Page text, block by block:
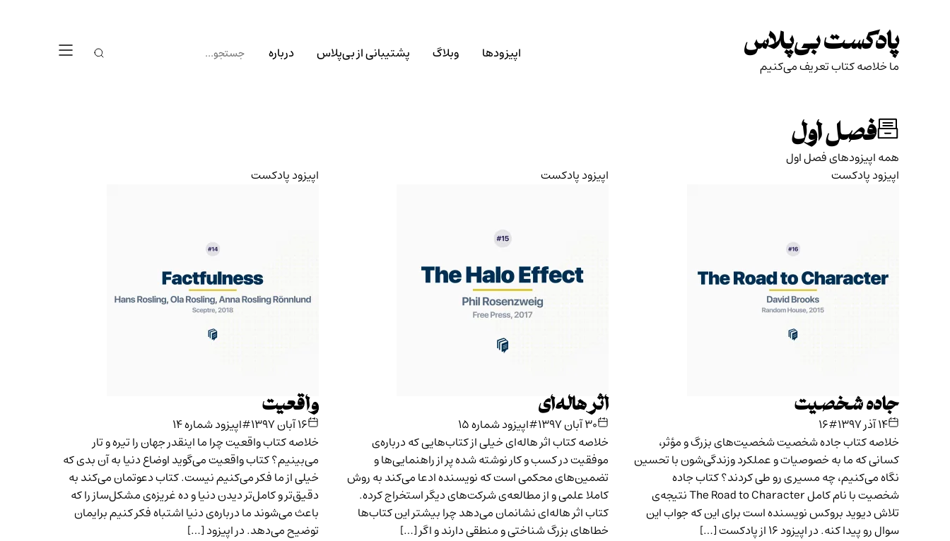
to
content
پادکست بی‌پلاس
ما خلاصه کتاب تعریف می‌کنیم
اپیزودها وبلاگ پشتیبانی از بی‌پلاس درباره
فصل اول
همه اپیزودهای فصل اول
اپیزود پادکست
جاده‌ شخصیت
۱۴ آذر ۱۳۹۷
#۱۶
خلاصه کتاب جاده‌ شخصیت شخصیت‌های بزرگ و مؤثر،
کسانی که ما به خصوصیات و عملکرد و‌زندگی‌شون با تحسین
نگاه می‌کنیم، چه مسیری رو طی کردند؟ کتاب جاده‌
شخصیت با نام کامل The Road to Character نتیجه‌ی
تلاش دیوید بروکس نویسنده است برای این که جواب این
سوال رو پیدا کنه. در اپیزود ۱۶ از پادکست […]
اپیزود پادکست
اثر هاله‌ای
۳۰ آبان ۱۳۹۷
#اپیزود شماره ۱۵
خلاصه کتاب اثر هاله‌ای خیلی از کتاب‌هایی که درباره‌ی
موفقیت در کسب و کار نوشته‌ شده پر از راهنمایی‌ها و
تضمین‌های محکمی است که نویسنده ادعا می‌کند به روش
کاملا علمی و از مطالعه‌ی شرکت‌های دیگر استخراج کرده.
کتاب اثر هاله‌ای نشانمان می‌دهد چرا بیشتر این کتاب‌ها
خطاهای بزرگ شناختی و منطقی دارند و اگر […]
اپیزود پادکست
واقعیت
۱۶ آبان ۱۳۹۷
#اپیزود شماره ۱۴
خلاصه کتاب واقعیت چرا ما اینقدر جهان را تیره و تار
می‌بینیم؟ کتاب واقعیت می‌گوید اوضاع دنیا به آن بدی که
خیلی از ما فکر می‌کنیم نیست. کتاب دعوتمان می‌کند به
دقیق‌تر و کامل‌تر دیدن دنیا و ده غریزه‌ی مشکل‌ساز را که
باعث می‌شوند ما درباره‌ی دنیا اشتباه فکر کنیم برایمان
توضیح می‌دهد. در اپیزود […]